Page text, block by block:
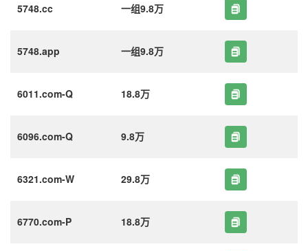
5748.cc 一组9.8万
5748.app 一组9.8万
6011.com-Q 18.8万
6096.com-Q 9.8万
6321.com-W 29.8万
6770.com-P 18.8万